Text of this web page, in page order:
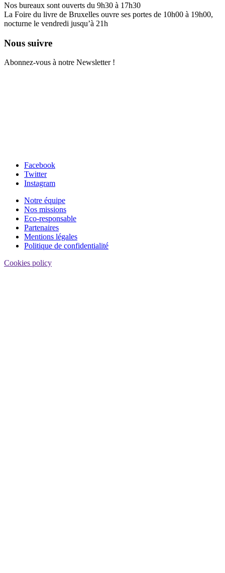
Nos bureaux sont ouverts du 9h30 à 17h30
La Foire du livre de Bruxelles ouvre ses portes de 10h00 à 19h00,
nocturne le vendredi jusqu’à 21h
Nous suivre
Abonnez-vous à notre Newsletter !
Facebook
Twitter
Instagram
Notre équipe
Nos missions
Eco-responsable
Partenaires
Mentions légales
Politique de confidentialité
Cookies policy